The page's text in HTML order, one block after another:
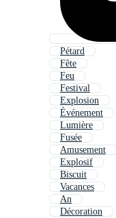
Pétard
Fête
Feu
Festival
Explosion
Événement
Lumière
Fusée
Amusement
Explosif
Biscuit
Vacances
An
Décoration